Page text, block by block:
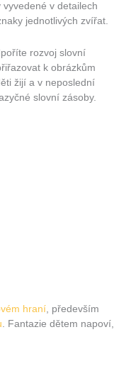
v detailech
jednotlivých zvířat.
rozvoj slovní
k obrázkům
žijí a v neposlední
slovní zásoby.
hraní, především
. Fantazie dětem napoví,